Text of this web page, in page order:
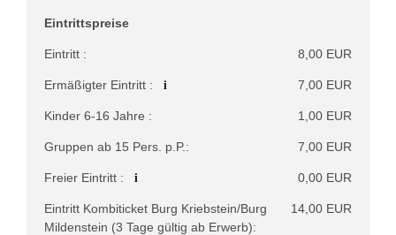
Eintrittspreise
Eintritt : 8,00 EUR
Ermäßigter Eintritt : i 7,00 EUR
Kinder 6-16 Jahre : 1,00 EUR
Gruppen ab 15 Pers. p.P.: 7,00 EUR
Freier Eintritt : i 0,00 EUR
Eintritt Kombiticket Burg Kriebstein/Burg
Mildenstein (3 Tage gültig ab Erwerb):
14,00 EUR